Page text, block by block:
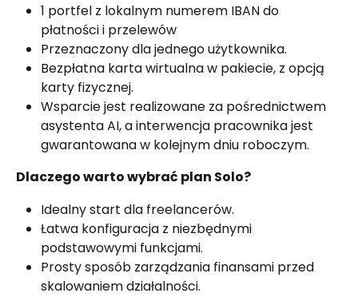
1 portfel z lokalnym numerem IBAN do
płatności i przelewów
Przeznaczony dla jednego użytkownika.
Bezpłatna karta wirtualna w pakiecie, z opcją
karty fizycznej.
Wsparcie jest realizowane za pośrednictwem
asystenta AI, a interwencja pracownika jest
gwarantowana w kolejnym dniu roboczym.
Dlaczego warto wybrać plan Solo?
Idealny start dla freelancerów.
Łatwa konfiguracja z niezbędnymi
podstawowymi funkcjami.
Prosty sposób zarządzania finansami przed
skalowaniem działalności.